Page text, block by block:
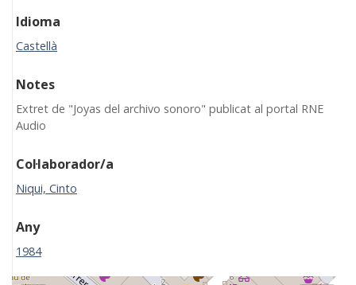
Idioma
Castellà
Notes
Extret de "Joyas del archivo sonoro" publicat al portal RNE
Audio
Col·laborador/a
Niqui, Cinto
Any
1984